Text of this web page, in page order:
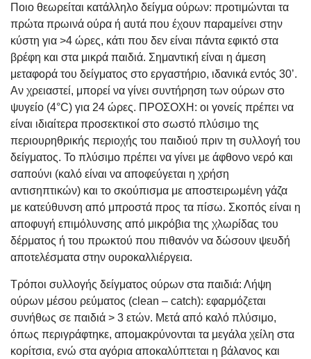
Ποιο θεωρείται κατάλληλο δείγμα ούρων: πρoτιμώνται τα
πρώτα πρωινά ούρα ή αυτά που έχουν παραμείνει στην
κύστη για >4 ώρες, κάτι που δεν είναι πάντα εφικτό στα
βρέφη και στα μικρά παιδιά. Σημαντική είναι η άμεση
μεταφορά του δείγματος στο εργαστήριο, ιδανικά εντός 30’.
Αν χρειαστεί, μπορεί να γίνει συντήρηση των ούρων στο
ψυγείο (4°C) για 24 ώρες. ΠΡΟΣΟΧΗ: οι γονείς πρέπει να
είναι ιδιαίτερα προσεκτικοί στο σωστό πλύσιμο της
περιουρηθρικής περιοχής του παιδιού πριν τη συλλογή του
δείγματος. Το πλύσιμο πρέπει να γίνει με άφθονο νερό και
σαπούνι (καλό είναι να αποφεύγεται η χρήση
αντισηπτικών) και το σκούπισμα με αποστειρωμένη γάζα
με κατεύθυνση από μπροστά προς τα πίσω. Σκοπός είναι η
αποφυγή επιμόλυνσης από μικρόβια της χλωρίδας του
δέρματος ή του πρωκτού που πιθανόν να δώσουν ψευδή
αποτελέσματα στην ουροκαλλιέργεια.
Τρόποι συλλογής δείγματος ούρων στα παιδιά: Λήψη
ούρων μέσου ρεύματος (clean – catch): εφαρμόζεται
συνήθως σε παιδιά > 3 ετών. Μετά από καλό πλύσιμο,
όπως περιγράφτηκε, απομακρύνονται τα μεγάλα χείλη στα
κορίτσια, ενώ στα αγόρια αποκαλύπτεται η βάλανος και